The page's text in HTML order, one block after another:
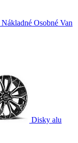
Nákladné Osobné Van
Disky alu